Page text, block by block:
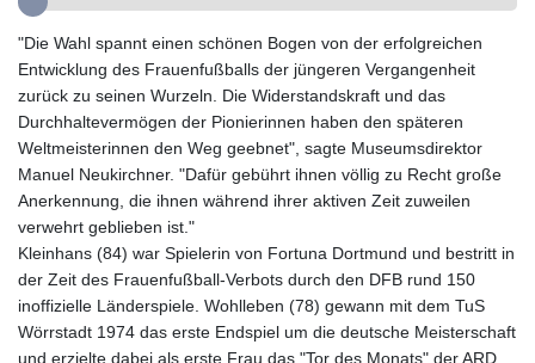
HKD 9.061864
HNL 30.919233
HRK 7.533413
HTG 150.826824
HUF 362.202869
IDR 20696.181862
ILS 3.470255
IMP 0.858651
IQD 1511.219527
IRR
1588317.004451
ISK 141.80247
JEP 0.858651
"Die Wahl spannt einen schönen Bogen von der erfolgreichen
Entwicklung des Frauenfußballs der jüngeren Vergangenheit
zurück zu seinen Wurzeln. Die Widerstandskraft und das
Durchhaltevermögen der Pionierinnen haben den späteren
Weltmeisterinnen den Weg geebnet", sagte Museumsdirektor
Manuel Neukirchner. "Dafür gebührt ihnen völlig zu Recht große
Anerkennung, die ihnen während ihrer aktiven Zeit zuweilen
verwehrt geblieben ist."
Kleinhans (84) war Spielerin von Fortuna Dortmund und bestritt in
der Zeit des Frauenfußball-Verbots durch den DFB rund 150
inoffizielle Länderspiele. Wohlleben (78) gewann mit dem TuS
Wörrstadt 1974 das erste Endspiel um die deutsche Meisterschaft
und erzielte dabei als erste Frau das "Tor des Monats" der ARD